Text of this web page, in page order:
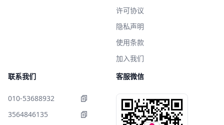
许可协议
隐私声明
使用条款
加入我们
联系我们
010-53688932
3564846135
客服微信